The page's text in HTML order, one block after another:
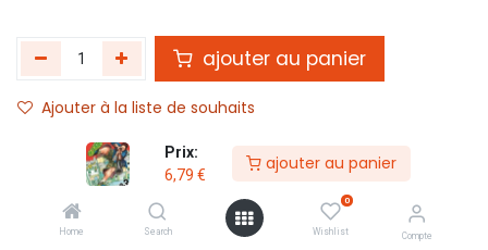
Prix:
6,79 €
ajouter au panier
Home Search
0
Wishlist Compte
ajouter au panier
Ajouter à la liste de souhaits
Partager :
Termes et conditions :